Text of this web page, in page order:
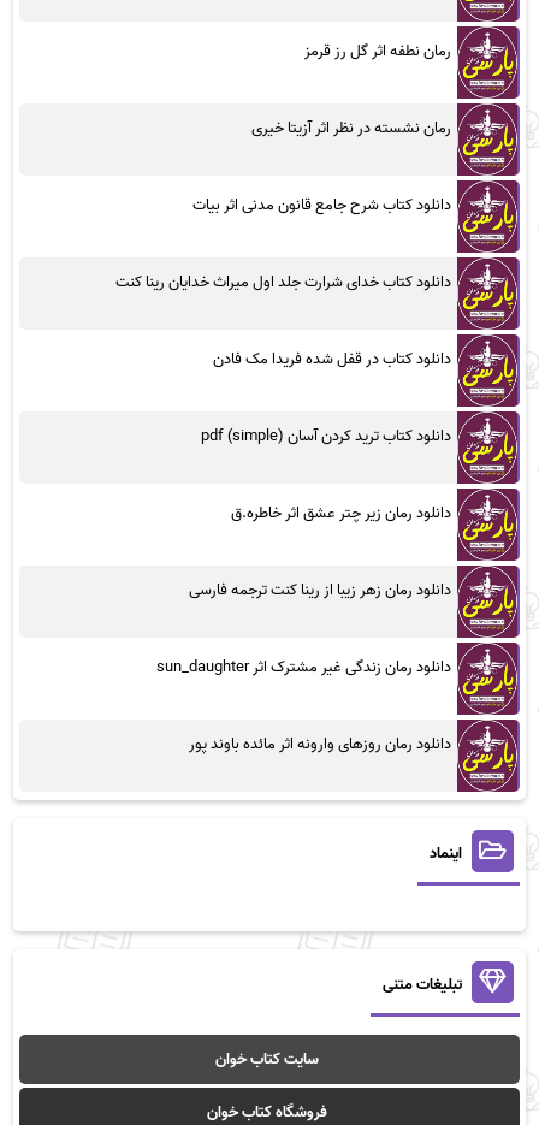
رمان نطفه اثر گل رز قرمز
رمان نشسته در نظر اثر آزیتا خیری
دانلود کتاب شرح جامع قانون مدنی اثر بیات
دانلود کتاب خدای شرارت جلد اول میراث خدایان رینا کنت
دانلود کتاب در قفل شده فریدا مک فادن
دانلود کتاب ترید کردن آسان (simple) pdf
دانلود رمان زیر چتر عشق اثر خاطره.ق
دانلود رمان زهر زیبا از رینا کنت ترجمه فارسی
دانلود رمان زندگی غیر مشترک اثر sun_daughter
دانلود رمان روزهای وارونه اثر مائده باوند پور
اینماد
تبلیغات متنی
سایت کتاب خوان
فروشگاه کتاب خوان